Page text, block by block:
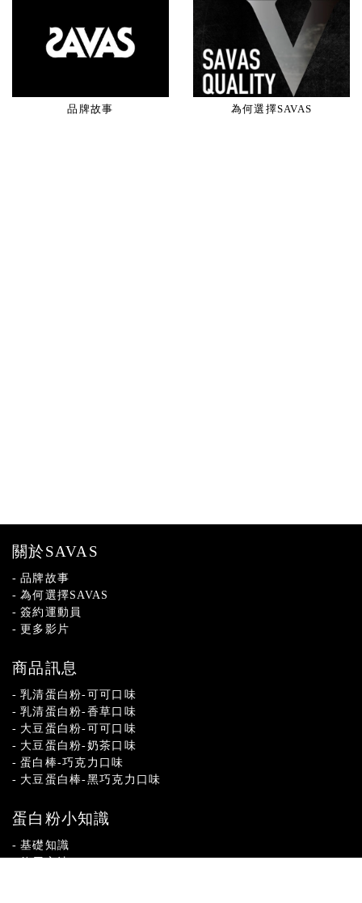
品牌故事 為何選擇SAVAS
關於SAVAS
品牌故事
為何選擇SAVAS
簽約運動員
更多影片
商品訊息
乳清蛋白粉-可可口味
乳清蛋白粉-香草口味
大豆蛋白粉-可可口味
大豆蛋白粉-奶茶口味
蛋白棒-巧克力口味
大豆蛋白棒-黑巧克力口味
蛋白粉小知識
基礎知識
飲用方法